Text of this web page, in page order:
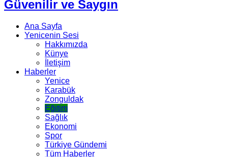
Güvenilir ve Saygın
Ana Sayfa
Yenicenin Sesi
Hakkımızda
Künye
İletişim
Haberler
Yenice
Karabük
Zonguldak
Eğitim
Sağlık
Ekonomi
Spor
Türkiye Gündemi
Tüm Haberler